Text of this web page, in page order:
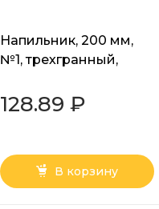
Напильник, 200 мм,
№1, трехгранный,
128.89 ₽
В корзину